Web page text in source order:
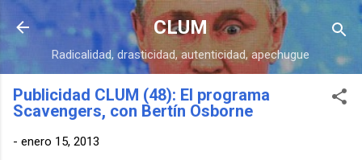
Ir al contenido principal
CLUM
Radicalidad, drasticidad, autenticidad, apechugue
Publicidad CLUM (48): El programa
Scavengers, con Bertín Osborne
- enero 15, 2013